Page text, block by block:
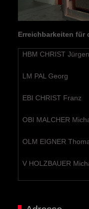
Erreichbarkeiten für
HBM CHRIST Jürgen
LM PAL Georg
EBI CHRIST Franz
OBI MALCHER
OLM EIGNER
V HOLZBAUER